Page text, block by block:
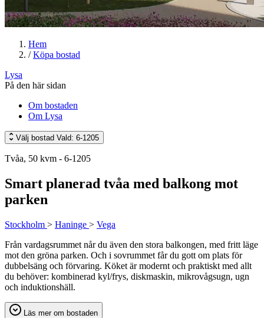
Hem
/ Köpa bostad
Lysa
På den här sidan
Om bostaden
Om Lysa
Välj bostad Vald: 6-1205
Tvåa, 50 kvm - 6-1205
Smart planerad tvåa med balkong mot
parken
Stockholm > Haninge > Vega
Från vardagsrummet når du även den stora balkongen, med fritt läge
mot den gröna parken. Och i sovrummet får du gott om plats för
dubbelsäng och förvaring. Köket är modernt och praktiskt med allt
du behöver: kombinerad kyl/frys, diskmaskin, mikrovågsugn, ugn
och induktionshäll.
Läs mer om bostaden